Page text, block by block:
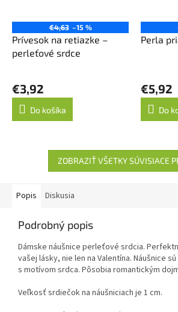
€4,63 –15 %
Prívesok na retiazke –
perleťové srdce
€3,92
Do košíka
Perla
€5,92
Do
ZOBRAZIŤ VŠETKY SÚVISIACE
Popis Diskusia
Podrobný popis
Dámske náušnice perleťové srdcia.
vašej lásky, nie len na Valentína. Náušnice
s motívom srdca. Pôsobia romantickým
Veľkosť srdiečok na náušniciach je 1 cm.